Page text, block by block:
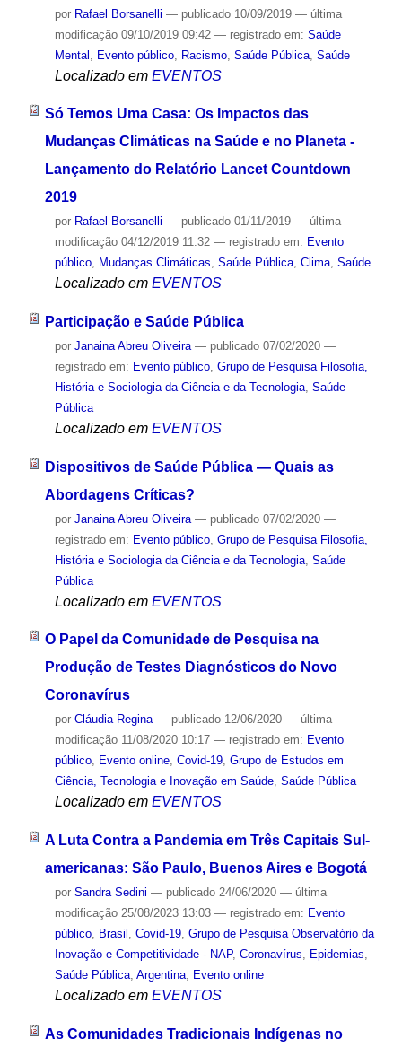
por Rafael Borsanelli — publicado10/09/2019 — última
modificação09/10/2019 09:42 — registrado em: Saúde
Mental
Evento público, Racismo, Saúde Pública, Saúde
Localizado em EVENTOS
Só Temos Uma Casa: Os Impactos das
Mudanças Climáticas na Saúde e no Planeta -
Lançamento do Relatório Lancet Countdown
2019
por Rafael Borsanelli — publicado01/11/2019 — última
modificação04/12/2019 11:32 — registrado em: Evento
público, Mudanças Climáticas, Saúde Pública, Clima, Saúde
Localizado em EVENTOS
Participação e Saúde Pública
por Janaina Abreu Oliveira — publicado07/02/2020 —
registrado em: Evento público, Grupo de Pesquisa Filosofia,
História e Sociologia da Ciência e da Tecnologia, Saúde
Pública
Localizado em EVENTOS
Dispositivos de Saúde Pública — Quais as
Abordagens Críticas?
por Janaina Abreu Oliveira — publicado07/02/2020 —
registrado em: Evento público, Grupo de Pesquisa Filosofia,
História e Sociologia da Ciência e da Tecnologia, Saúde
Pública
Localizado em EVENTOS
O Papel da Comunidade de Pesquisa na
Produção de Testes Diagnósticos do Novo
Coronavírus
por Cláudia Regina — publicado12/06/2020 — última
modificação11/08/2020 10:17 — registrado em: Evento
público, Evento online, Covid-19, Grupo de Estudos em
Ciência, Tecnologia e Inovação em Saúde, Saúde Pública
Localizado em EVENTOS
A Luta Contra a Pandemia em Três Capitais Sul-
americanas: São Paulo, Buenos Aires e Bogotá
por Sandra Sedini — publicado24/06/2020 — última
modificação25/08/2023 13:03 — registrado em: Evento
público, Brasil , Covid-19, Grupo de Pesquisa Observatório da
Inovação e Competitividade - NAP, Coronavírus, Epidemias,
Saúde Pública, Argentina, Evento online
Localizado em EVENTOS
As Comunidades Tradicionais Indígenas no